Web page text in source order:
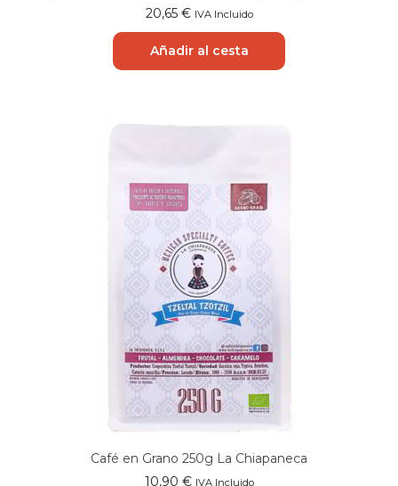
20,65 € IVA Incluido
Añadir al cesta
Café en Grano 250g La Chiapaneca
10,90 € IVA Incluido